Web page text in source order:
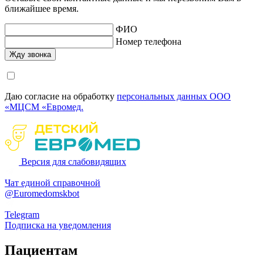
ближайшее время.
ФИО
Номер телефона
Даю согласие на обработку персональных данных ООО
«МЦСМ «Евромед.
Версия для слабовидящих
Чат единой справочной
@Euromedomskbot
Telegram
Подписка на уведомления
Пациентам